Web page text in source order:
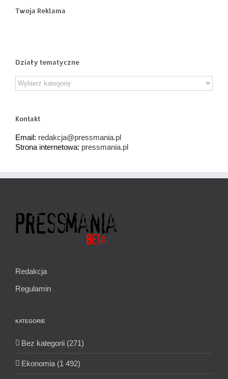
Twoja Reklama
Działy tematyczne
Działy
tematyczne
Kontakt
Email: redakcja@pressmania.pl
Strona internetowa: pressmania.pl
Redakcja
Regulamin
KATEGORIE
Bez kategorii (271)
Ekonomia (1 492)